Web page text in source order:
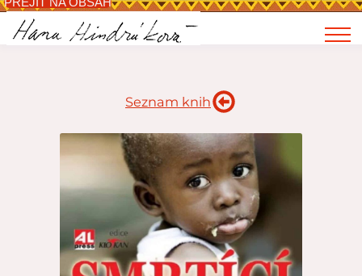
Seznam knih